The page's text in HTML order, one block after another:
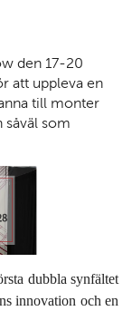
den 17-20
att uppleva en
till monter
som
dubbla synfältet
innovation och en